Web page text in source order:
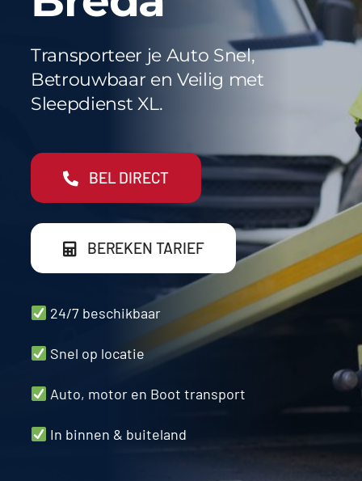
FAQ
Blog
Contact
Transporteer je Auto Snel,
Betrouwbaar en Veilig met
Sleepdienst XL.
BEL DIRECT
BEREKEN TARIEF
24/7 beschikbaar
Snel op locatie
Auto, motor en Boot transport
In binnen & buiteland